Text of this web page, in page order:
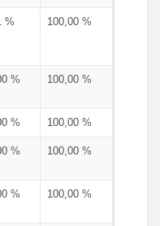
% 100,00 %
% 100,00 %
% 100,00 %
% 100,00 %
% 100,00 %